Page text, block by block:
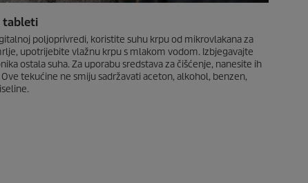
tableti
poljoprivredi, koristite suhu krpu od mikrovlakana za
upotrijebite vlažnu krpu s mlakom vodom. Izbjegavajte
ostala suha. Za uporabu sredstava za čišćenje, nanesite ih
tekućine ne smiju sadržavati aceton, alkohol, benzen,